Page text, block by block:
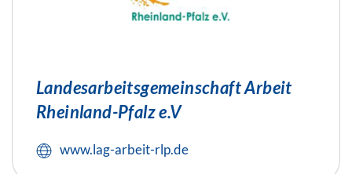
Landesarbeitsgemeinschaft Arbeit
Rheinland-Pfalz e.V
www.lag-arbeit-rlp.de